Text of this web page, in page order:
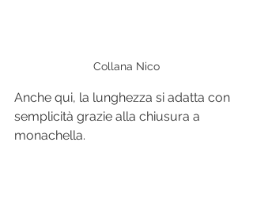
Collana Nico
Anche qui, la lunghezza si adatta con
semplicità grazie alla chiusura a
monachella.